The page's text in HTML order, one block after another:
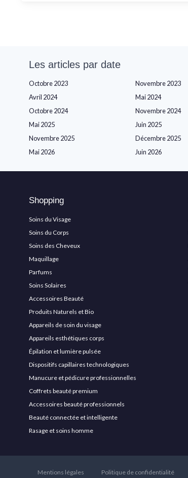
Les articles par date
Octobre 2023 Novembre 2023
Avril 2024
Mai 2024
Octobre 2024
Novembre 2024
Mai 2025
Juin 2025
Novembre 2025
Décembre 2025
Mai 2026
Juin 2026
Shopping
Soins du Visage
Soins du Corps
Soins des Cheveux
Maquillage
Parfums
Soins Solaires
Accessoires Beauté
Produits Naturels et Bio
Appareils de soin du visage
Appareils esthétiques corps
Épilation et lumière pulsée
Dispositifs capillaires technologiques
Manucure et pédicure professionnelles
Coffrets beauté premium
Accessoires beauté professionnels
Beauté connectée et intelligente
Rasage et soins homme
Mentions légales Politique de confidentialité